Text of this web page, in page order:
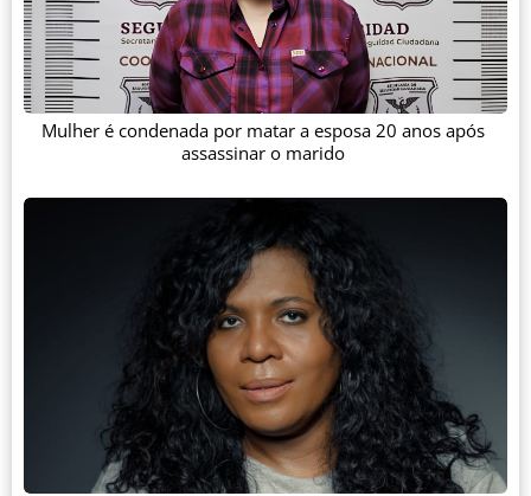
Mulher é condenada por matar a esposa 20 anos após
assassinar o marido